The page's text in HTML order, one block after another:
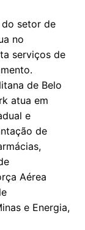
do setor de
no
serviços de
de Belo
atua em
e
de
Aérea
e Energia,